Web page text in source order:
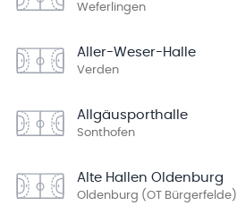
Weferlingen
Aller-Weser-Halle
Verden
Allgäusporthalle
Sonthofen
Alte Hallen Oldenburg
Oldenburg (OT Bürgerfelde)